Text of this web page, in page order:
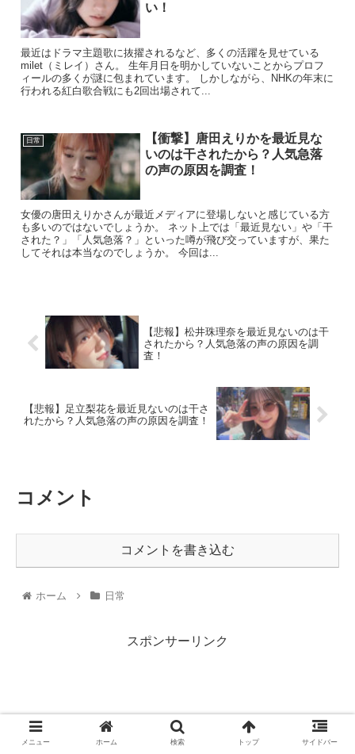
い！
最近はドラマ主題歌に抜擢されるなど、多くの活躍を見せている
milet（ミレイ）さん。 生年月日を明かしていないことからプロフ
ィールの多くが謎に包まれています。 しかしながら、NHKの年末に
行われる紅白歌合戦にも2回出場されて...
日常
【衝撃】唐田えりかを最近見な
いのは干されたから？人気急落
の声の原因を調査！
女優の唐田えりかさんが最近メディアに登場しないと感じている方
も多いのではないでしょうか。 ネット上では「最近見ない」や「干
された？」「人気急落？」といった噂が飛び交っていますが、果た
してそれは本当なのでしょうか。 今回は...
【悲報】松井珠理奈を最近見ないのは干
されたから？人気急落の声の原因を調
査！
【悲報】足立梨花を最近見ないのは干さ
れたから？人気急落の声の原因を調査！
コメント
コメントを書き込む
ホーム 日常
スポンサーリンク
メニュー ホーム 検索 トップ サイドバー